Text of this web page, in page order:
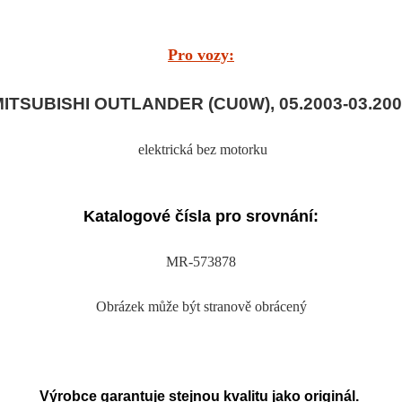
Pro vozy:
OUTLANDER (CU0W), 05.2003-
elektrická bez motorku
Katalogové čísla pro srovnání:
MR-573878
Obrázek může být stranově obrácený
Výrobce garantuje stejnou kvalitu jako originál.